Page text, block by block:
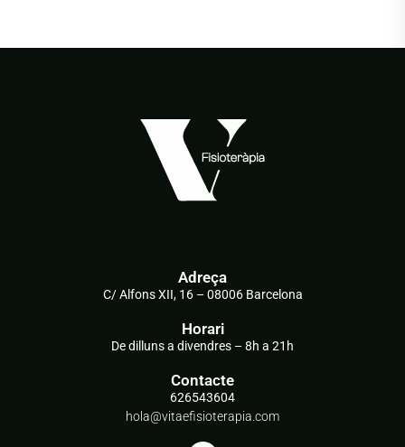
Adreça
C/ Alfons XII, 16 – 08006 Barcelona
Horari
De dilluns a divendres – 8h a 21h
Contacte
626543604
hola@vitaefisioterapia.com